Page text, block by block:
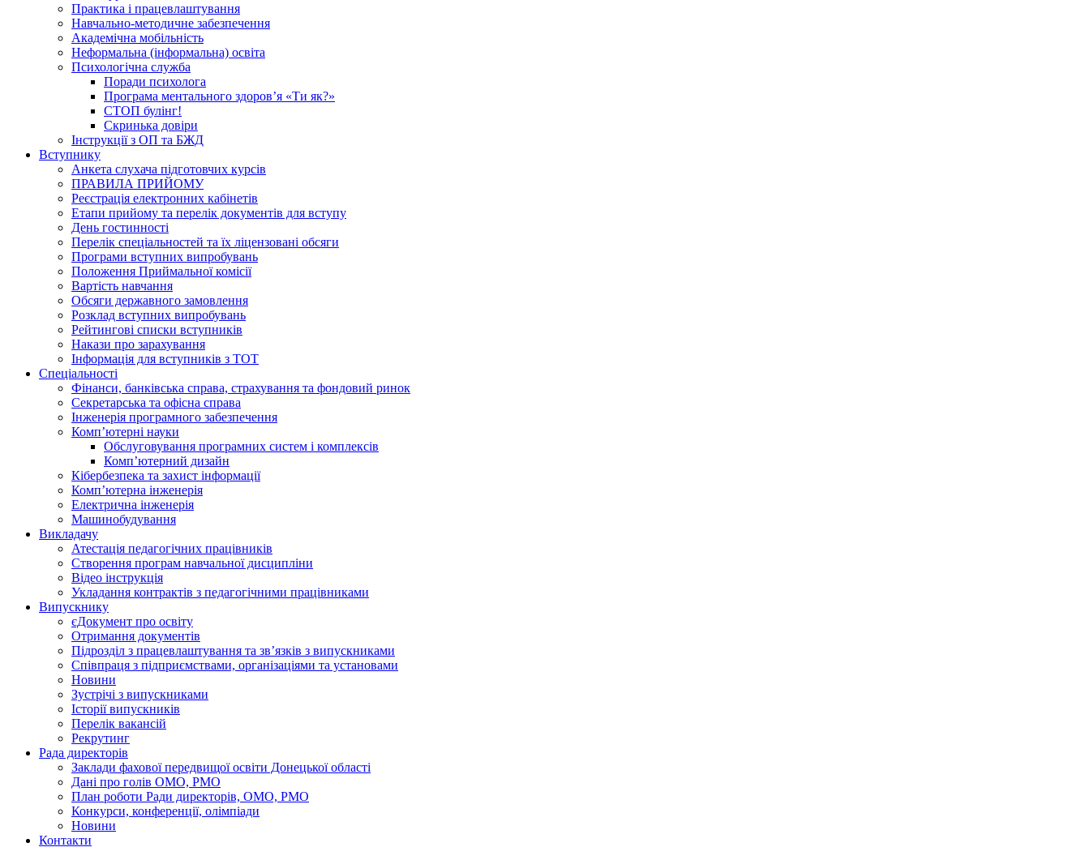
Практика і працевлаштування
Навчально-методичне забезпечення
Академічна мобільність
Неформальна (інформальна) освіта
Психологічна служба
Поради психолога
Програма ментального здоров’я «Ти як?»
СТОП булінг!
Скринька довіри
Інструкції з ОП та БЖД
Вступнику
Анкета слухача підготовчих курсів
ПРАВИЛА ПРИЙОМУ
Реєстрація електронних кабінетів
Етапи прийому та перелік документів для вступу
День гостинності
Перелік спеціальностей та їх ліцензовані обсяги
Програми вступних випробувань
Положення Приймальної комісії
Вартість навчання
Обсяги державного замовлення
Розклад вступних випробувань
Рейтингові списки вступників
Накази про зарахування
Інформація для вступників з ТОТ
Спеціальності
Фінанси, банківська справа, страхування та фондовий ринок
Секретарська та офісна справа
Інженерія програмного забезпечення
Комп’ютерні науки
Обслуговування програмних систем і комплексів
Комп’ютерний дизайн
Кібербезпека та захист інформації
Комп’ютерна інженерія
Електрична інженерія
Машинобудування
Викладачу
Атестація педагогічних працівників
Створення програм навчальної дисципліни
Відео інструкція
Укладання контрактів з педагогічними працівниками
Випускнику
єДокумент про освіту
Отримання документів
Підрозділ з працевлаштування та зв’язків з випускниками
Співпраця з підприємствами, організаціями та установами
Новини
Зустрічі з випускниками
Історії випускників
Перелік вакансій
Рекрутинг
Рада директорів
Заклади фахової передвищої освіти Донецької області
Дані про голів ОМО, РМО
План роботи Ради директорів, ОМО, РМО
Конкурси, конференції, олімпіади
Новини
Контакти